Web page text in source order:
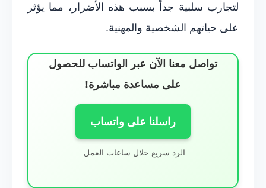
لتجارب سلبية جداً بسبب هذه الأضرار، مما يؤثر
على حياتهم الشخصية والمهنية.
تواصل معنا الآن عبر الواتساب للحصول
على مساعدة مباشرة!
راسلنا على واتساب
الرد سريع خلال ساعات العمل.